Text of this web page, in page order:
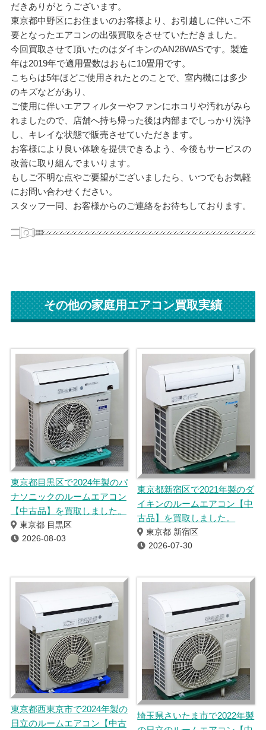
だきありがとうございます。
東京都中野区にお住まいのお客様より、お引越しに伴いご不
要となったエアコンの出張買取をさせていただきました。
今回買取させて頂いたのはダイキンのAN28WASです。製造
年は2019年で適用畳数はおもに10畳用です。
こちらは5年ほどご使用されたとのことで、室内機には多少
のキズなどがあり、
ご使用に伴いエアフィルターやファンにホコリや汚れがみら
れましたので、店舗へ持ち帰った後は内部までしっかり洗浄
し、キレイな状態で販売させていただきます。
お客様により良い体験を提供できるよう、今後もサービスの
改善に取り組んでまいります。
もしご不明な点やご要望がございましたら、いつでもお気軽
にお問い合わせください。
スタッフ一同、お客様からのご連絡をお待ちしております。
その他の家庭用エアコン買取実績
東京都目黒区で2024年製のパ
ナソニックのルームエアコン
【中古品】を買取しました。
東京都 目黒区
2026-08-03
東京都新宿区で2021年製のダ
イキンのルームエアコン【中
古品】を買取しました。
東京都 新宿区
2026-07-30
東京都西東京市で2024年製の
日立のルームエアコン【中古
埼玉県さいたま市で2022年製